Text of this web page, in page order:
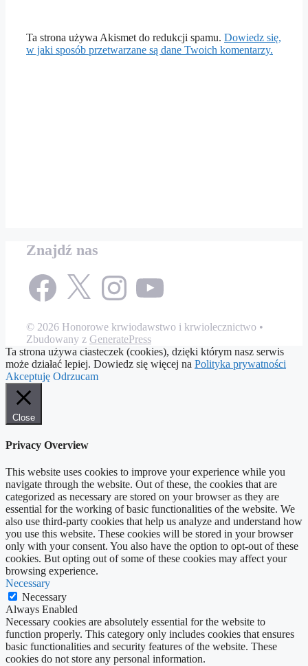
Ta strona używa Akismet do redukcji spamu. Dowiedz się,
w jaki sposób przetwarzane są dane Twoich komentarzy.
Znajdź nas
FacebookX InstagramYouTube
© 2026 Honorowe krwiodawstwo i krwiolecznictwo •
Zbudowany z GeneratePress
Ta strona używa ciasteczek (cookies), dzięki którym nasz serwis
może działać lepiej. Dowiedz się więcej na Polityka prywatności
Akceptuję Odrzucam
Close
Privacy Overview
This website uses cookies to improve your experience while you
navigate through the website. Out of these, the cookies that are
categorized as necessary are stored on your browser as they are
essential for the working of basic functionalities of the website. We
also use third-party cookies that help us analyze and understand how
you use this website. These cookies will be stored in your browser
only with your consent. You also have the option to opt-out of these
cookies. But opting out of some of these cookies may affect your
browsing experience.
Necessary
Necessary
Always Enabled
Necessary cookies are absolutely essential for the website to
function properly. This category only includes cookies that ensures
basic functionalities and security features of the website. These
cookies do not store any personal information.